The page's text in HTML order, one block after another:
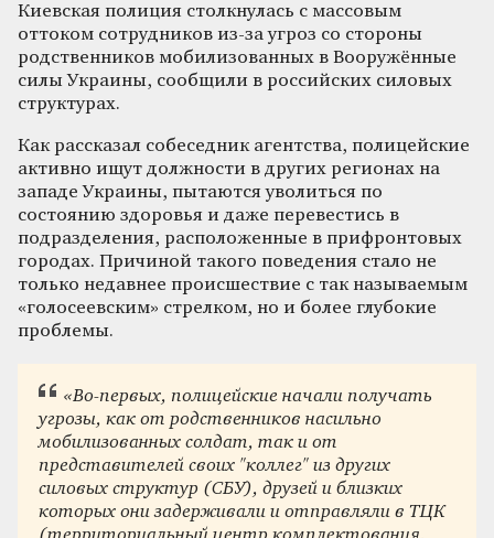
Киевская полиция столкнулась с массовым
оттоком сотрудников из-за угроз со стороны
родственников мобилизованных в Вооружённые
силы Украины, сообщили в российских силовых
структурах.
Как рассказал собеседник агентства, полицейские
активно ищут должности в других регионах на
западе Украины, пытаются уволиться по
состоянию здоровья и даже перевестись в
подразделения, расположенные в прифронтовых
городах. Причиной такого поведения стало не
только недавнее происшествие с так называемым
«голосеевским» стрелком, но и более глубокие
проблемы.
«Во-первых, полицейские начали получать
угрозы, как от родственников насильно
мобилизованных солдат, так и от
представителей своих "коллег" из других
силовых структур (СБУ), друзей и близких
которых они задерживали и отправляли в ТЦК